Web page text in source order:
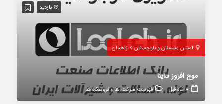
66 بازدید
استان سیستان و بلوچستان زاهدان
موج افروز ساینا
8 ماه قبل فهرست شرکت ها و فروشگاه ها